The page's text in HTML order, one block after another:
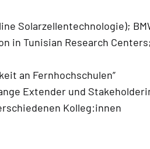
Solarzellentechnologie);
in Tunisian Research
an Fernhochschulen”
Extender und
Kolleg:innen